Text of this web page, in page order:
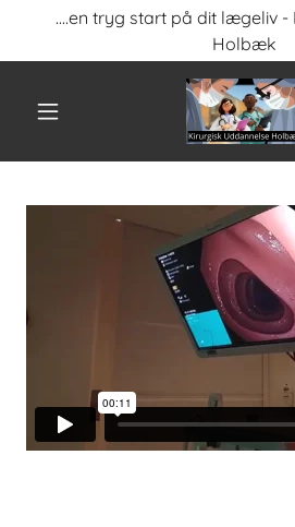
....en tryg start på dit lægeliv
Holbæk